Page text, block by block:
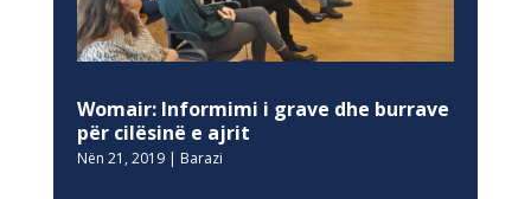
Womair: Informimi i grave dhe burrave
për cilësinë e ajrit
Nën 21, 2019| Barazi